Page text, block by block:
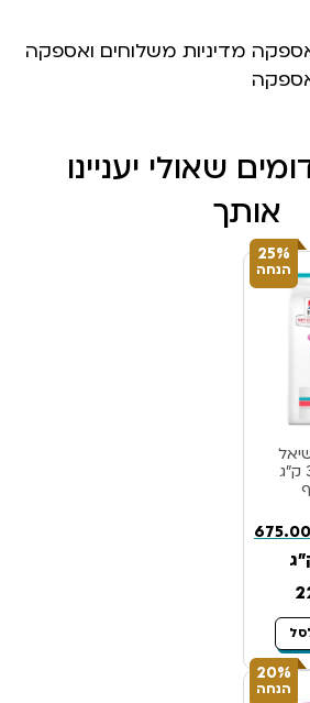
מדיניות משלוחים ואספקה
שאולי יעניינו
אותך
25%
הנחה
חתול בוגר 3 ק”ג
675.00
20%
הנחה